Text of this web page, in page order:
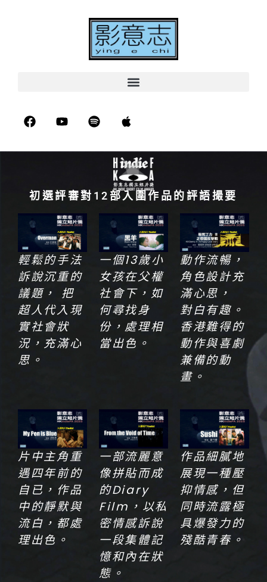
初選評審對12部入圍作品的評語撮要
輕鬆的手法
訴說沉重的
議題， 把
超人代入現
實社會狀
況，充滿心
思。
一個13歲小
女孩在父權
社會下，如
何尋找身
份，處理相
當出色。
動作流暢，
角色設計充
滿心思，
對白有趣。
香港難得的
動作與喜劇
兼備的動
畫。
片中主角重
遇四年前的
自已，作品
中的靜默與
流白，都處
理出色。
一部流麗意
像拼貼而成
的Diary
Film，以私
密情感訴說
一段集體記
憶和內在狀
態。
作品細膩地
展現一種壓
抑情感，但
同時流露極
具爆發力的
殘酷青春。